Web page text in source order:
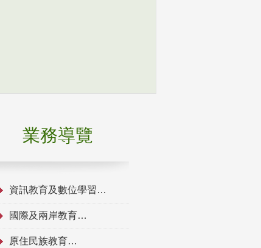
業務導覽
資訊教育及數位學習
國際及兩岸教育
原住民族教育